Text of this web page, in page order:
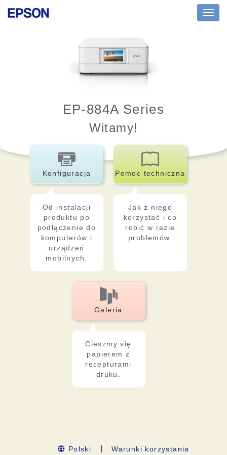
EP-884A Series
Witamy!
Konfiguracja
Od instalacji
produktu po
podłączenie do
komputerów i
urządzeń
mobilnych.
Pomoc techniczna
Jak z niego
korzystać i co
robić w razie
problemów.
Galeria
Cieszmy się
papierem z
recepturami
druku.
Polski Warunki korzystania